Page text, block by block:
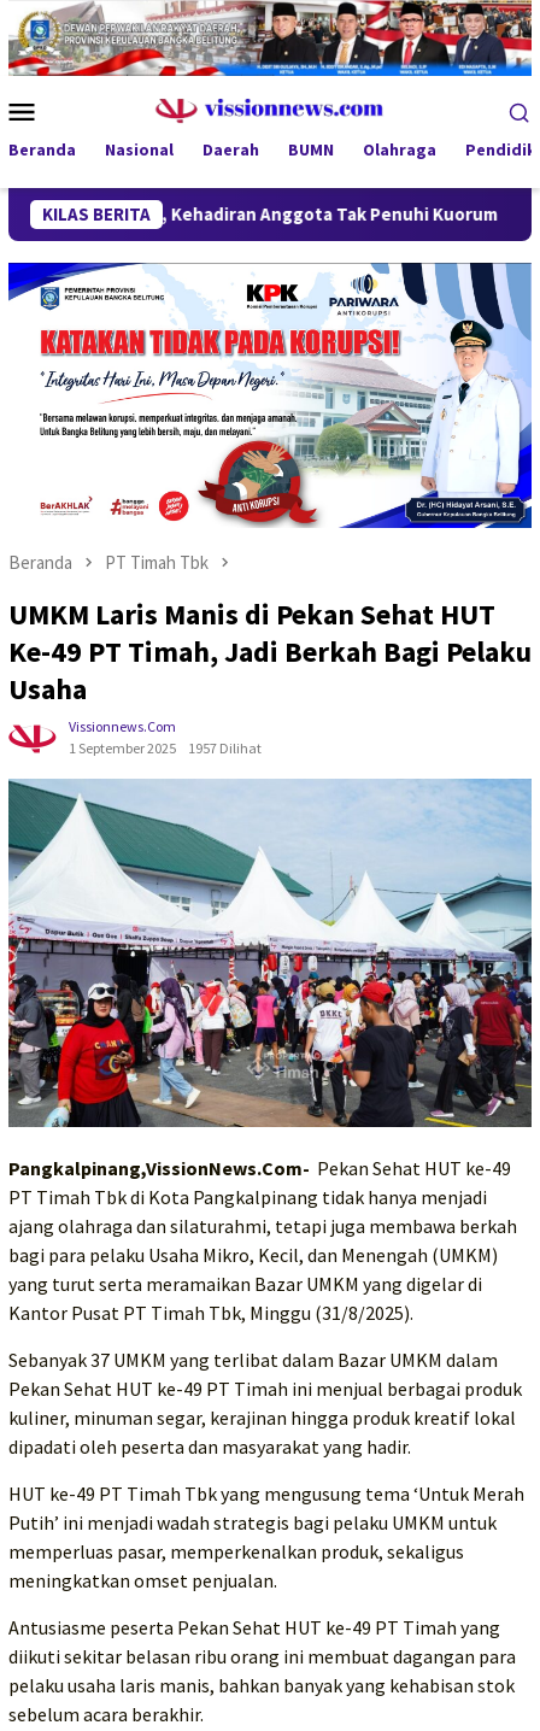
Loncat
ke
konten
Mobile
Beranda Nasional Daerah BUMN Olahraga
KILAS BERITA
Kehadiran Anggota Tak Penuhi Kuorum SiLPA
Beranda PT Timah Tbk
UMKM Laris Manis di Pekan Sehat HUT
Ke-49 PT Timah, Jadi Berkah Bagi Pelaku
Usaha
Vissionnews.com
1 September 2025
1957 Dilihat
Pangkalpinang,VissionNews.Com- Pekan Sehat HUT ke-49
PT Timah Tbk di Kota Pangkalpinang tidak hanya menjadi
ajang olahraga dan silaturahmi, tetapi juga membawa berkah
bagi para pelaku Usaha Mikro, Kecil, dan Menengah (UMKM)
yang turut serta meramaikan Bazar UMKM yang digelar di
Kantor Pusat PT Timah Tbk, Minggu (31/8/2025).
Sebanyak 37 UMKM yang terlibat dalam Bazar UMKM dalam
Pekan Sehat HUT ke-49 PT Timah ini menjual berbagai produk
kuliner, minuman segar, kerajinan hingga produk kreatif lokal
dipadati oleh peserta dan masyarakat yang hadir.
HUT ke-49 PT Timah Tbk yang mengusung tema ‘Untuk Merah
Putih’ ini menjadi wadah strategis bagi pelaku UMKM untuk
memperluas pasar, memperkenalkan produk, sekaligus
meningkatkan omset penjualan.
Antusiasme peserta Pekan Sehat HUT ke-49 PT Timah yang
diikuti sekitar belasan ribu orang ini membuat dagangan para
pelaku usaha laris manis, bahkan banyak yang kehabisan stok
sebelum acara berakhir.